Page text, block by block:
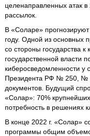
целенаправленных атак
рассылок.
В «Соларе»
году. Одной из основных
со стороны государства
государственной власти
киберосведомленности у
Президента РФ № 250, №
документов. Будущий
«Солар»: 70%
потребность в решениях
В конце 2022 г. «Солар»
программы общим